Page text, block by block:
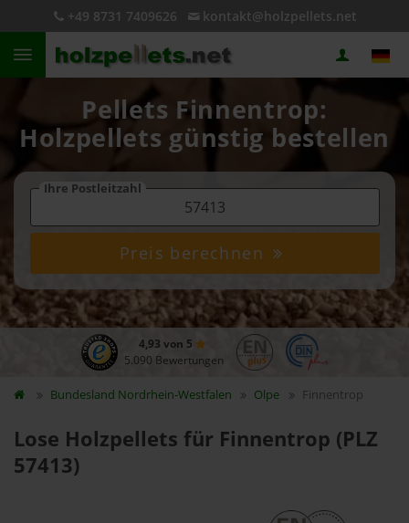
+49 8731 7409626 kontakt@holzpellets.net
Pellets Finnentrop:
Holzpellets günstig bestellen
Ihre Postleitzahl
Preis berechnen
4,93 von 5
5.090 Bewertungen
Bundesland Nordrhein-Westfalen Olpe Finnentrop
Lose Holzpellets für Finnentrop (PLZ
57413)